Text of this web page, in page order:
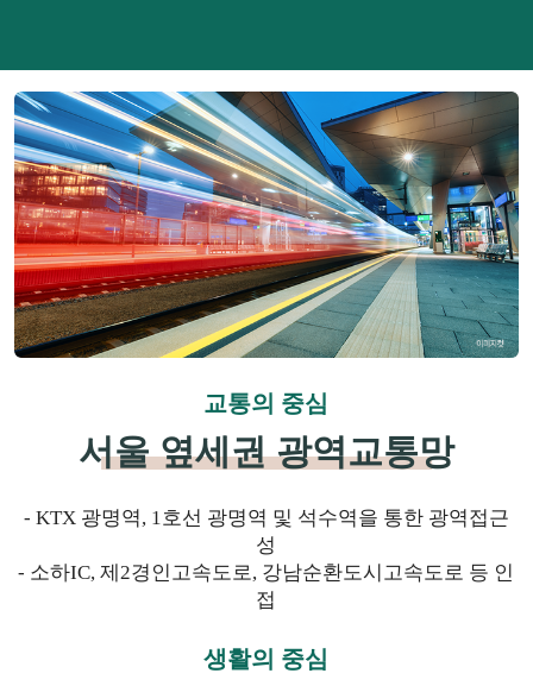
교통의 중심
서울 옆세권 광역교통망
- KTX 광명역, 1호선 광명역 및 석수역을 통한 광역접근
성
- 소하IC, 제2경인고속도로, 강남순환도시고속도로 등 인
접
생활의 중심